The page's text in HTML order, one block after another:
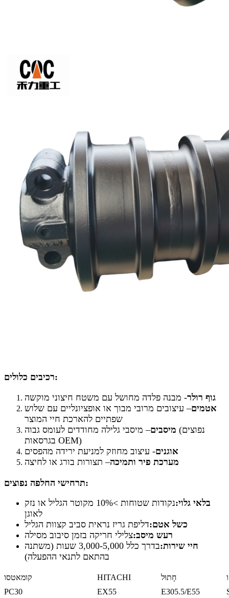
רכיבים כלולים:
גוף רולר- מבנה פלדה מחושל עם משטח חיצוני מוקשה
אטמים– עיצובים מרובי מבוך או אופציונליים עם שלוש
שפתיים להארכת חיי המוצר
מיסבים– מיסבי גלילה מחודדים לעומס גבוה (נפוצים
בגרסאות OEM)
אוגנים- עיצוב מחוזק למניעת ירידה מהפסים
מערכת פיר ותמיכה– תצורות בורג או לחיצה
תרחישי החלפה נפוצים:
בלאי גלוי:
נקודות שטוחות >10% מקוטר הגליל או נזק
לאוגן
כשל אטם:דליפת גריז נראית סביב קצוות הגליל
רעש מיסב:צלילי חריקה בזמן סיבוב מסילה
חיי שירות:
בדרך כלל 3,000-5,000 שעות (משתנה
בהתאם לתנאי ההפעלה)
קומאטסו HITACHI חָתוּל
PC30
EX55 E305.5/E55